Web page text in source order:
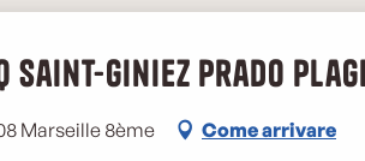
Saint-Giniez Prado
Marseille 8ème Come arrivare